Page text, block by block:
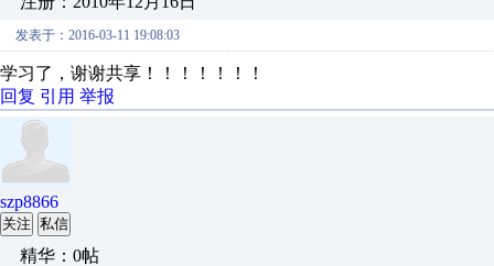
发表于：2016-03-11 19:08:03
学习了，谢谢共享！！！！！！！
回复 引用 举报
szp8866
关注 私信
精华：0帖